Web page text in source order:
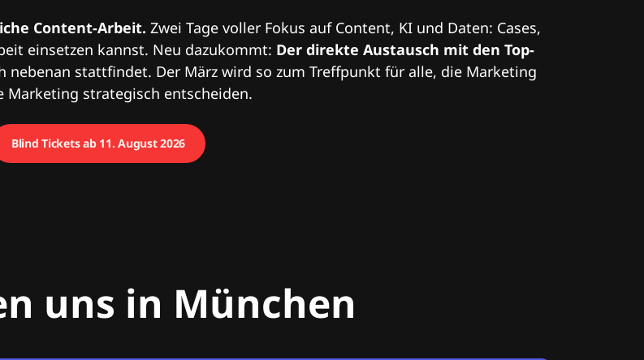
Content-Arbeit. Zwei Tage voller Fokus auf Content, KI und Daten: Cases,
einsetzen kannst. Neu dazukommt: Der direkte Austausch mit den Top-
nebenan stattfindet. Der März wird so zum Treffpunkt für alle, die Marketing
strategisch entscheiden.
Blind Tickets ab 11. August 2026
uns in München